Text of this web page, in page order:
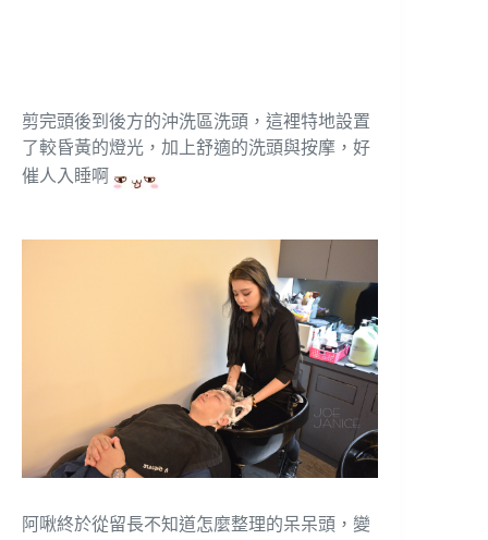
剪完頭後到後方的沖洗區洗頭，這裡特地設置
了較昏黃的燈光，加上舒適的洗頭與按摩，好
催人入睡啊
阿啾終於從留長不知道怎麼整理的呆呆頭，變